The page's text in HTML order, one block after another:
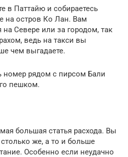
в Паттайю и собираетесь
на остров Ко Лан. Вам
Севере или за городом, так
ведь на такси вы
чем выгадаете.
номер рядом с пирсом Бали
пешком.
большая статья расхода. Вы
же, а то и больше
Особенно если неудачно